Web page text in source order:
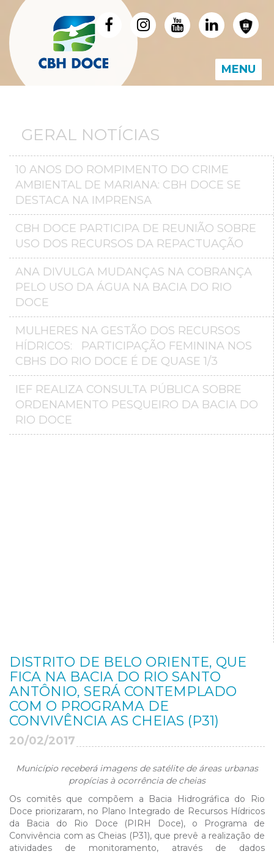
MENU
GERAL NOTÍCIAS
10 ANOS DO ROMPIMENTO DO CRIME
AMBIENTAL DE MARIANA: CBH DOCE SE
DESTACA NA IMPRENSA
CBH DOCE PARTICIPA DE REUNIÃO SOBRE
USO DOS RECURSOS DA REPACTUAÇÃO
ANA DIVULGA MUDANÇAS NA COBRANÇA
PELO USO DA ÁGUA NA BACIA DO RIO
DOCE
MULHERES NA GESTÃO DOS RECURSOS
HÍDRICOS: PARTICIPAÇÃO FEMININA NOS
CBHS DO RIO DOCE É DE QUASE 1/3
IEF REALIZA CONSULTA PÚBLICA SOBRE
ORDENAMENTO PESQUEIRO DA BACIA DO
RIO DOCE
DISTRITO DE BELO ORIENTE, QUE
FICA NA BACIA DO RIO SANTO
ANTÔNIO, SERÁ CONTEMPLADO
COM O PROGRAMA DE
CONVIVÊNCIA AS CHEIAS (P31)
20/02/2017
Município receberá imagens de satélite de áreas urbanas
propícias à ocorrência de cheias
Os comitês que compõem a Bacia Hidrográfica do Rio
Doce priorizaram, no Plano Integrado de Recursos Hídricos
da Bacia do Rio Doce (PIRH Doce), o Programa de
Convivência com as Cheias (P31), que prevê a realização de
atividades de monitoramento, através de dados